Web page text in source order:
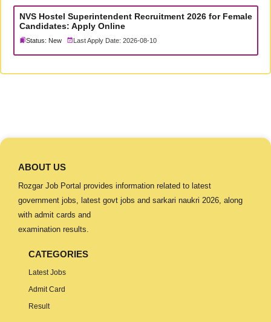
NVS Hostel Superintendent Recruitment 2026 for Female
Candidates: Apply Online
Status: New Last Apply Date: 2026-08-10
ABOUT US
Rozgar Job Portal provides information related to latest
government jobs, latest govt jobs and sarkari naukri 2026, along
with admit cards and
examination results.
CATEGORIES
Latest Jobs
Admit Card
Result